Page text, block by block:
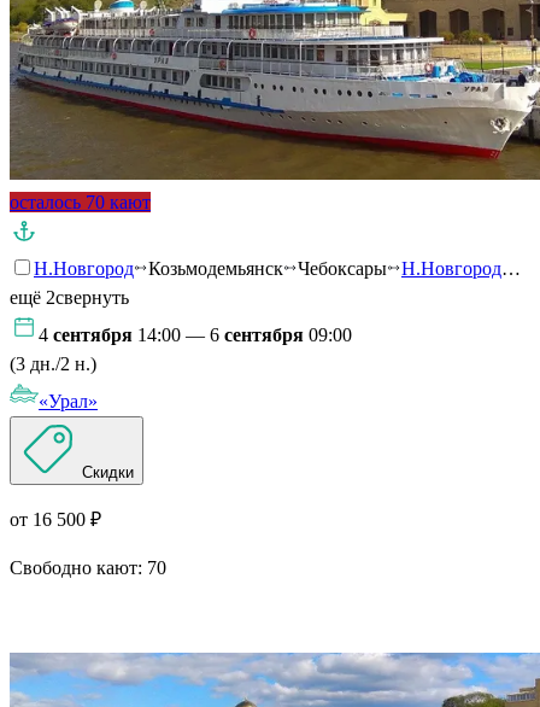
осталось 70 кают
Н.Новгород Козьмодемьянск Чебоксары Н.Новгород…
ещё 2свернуть
4 сентября 14:00 — 6 сентября 09:00
(3 дн./2 н.)
«Урал»
Скидки
от 16 500 ₽
Свободно кают: 70